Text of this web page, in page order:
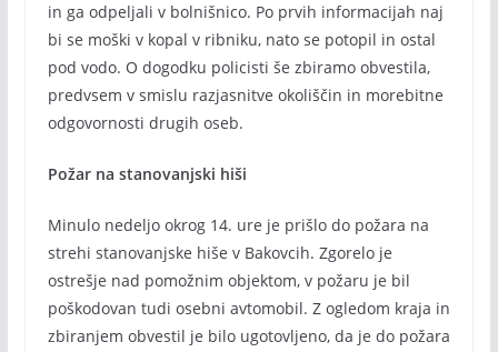
in ga odpeljali v bolnišnico. Po prvih informacijah naj
bi se moški v kopal v ribniku, nato se potopil in ostal
pod vodo. O dogodku policisti še zbiramo obvestila,
predvsem v smislu razjasnitve okoliščin in morebitne
odgovornosti drugih oseb.
Požar na stanovanjski hiši
Minulo nedeljo okrog 14. ure je prišlo do požara na
strehi stanovanjske hiše v Bakovcih. Zgorelo je
ostrešje nad pomožnim objektom, v požaru je bil
poškodovan tudi osebni avtomobil. Z ogledom kraja in
zbiranjem obvestil je bilo ugotovljeno, da je do požara